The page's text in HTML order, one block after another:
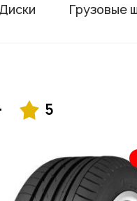
Диски Грузовые
5